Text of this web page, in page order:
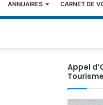
ANNUAIRES CARNET DE
Appel